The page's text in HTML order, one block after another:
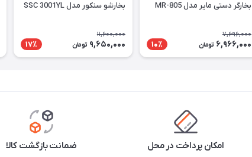
بخارگر دستی مایر مدل MR-805
7,696,000
6,966,000 تومان 10٪
بخارشو سنکور مدل SSC 3001YL
11,600,000
9,650,000 تومان 17٪
امکان پرداخت در محل ضمانت بازگشت کالا